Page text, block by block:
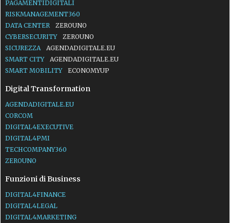
PAGAMENTIDIGITALI
RISKMANAGEMENT360
DATA CENTER
ZEROUNO
CYBERSECURITY
ZEROUNO
SICUREZZA
AGENDADIGITALE.EU
SMART CITY
AGENDADIGITALE.EU
SMART MOBILITY
ECONOMYUP
Digital Transformation
AGENDADIGITALE.EU
CORCOM
DIGITAL4EXECUTIVE
DIGITAL4PMI
TECHCOMPANY360
ZEROUNO
Funzioni di Business
DIGITAL4FINANCE
DIGITAL4LEGAL
DIGITAL4MARKETING